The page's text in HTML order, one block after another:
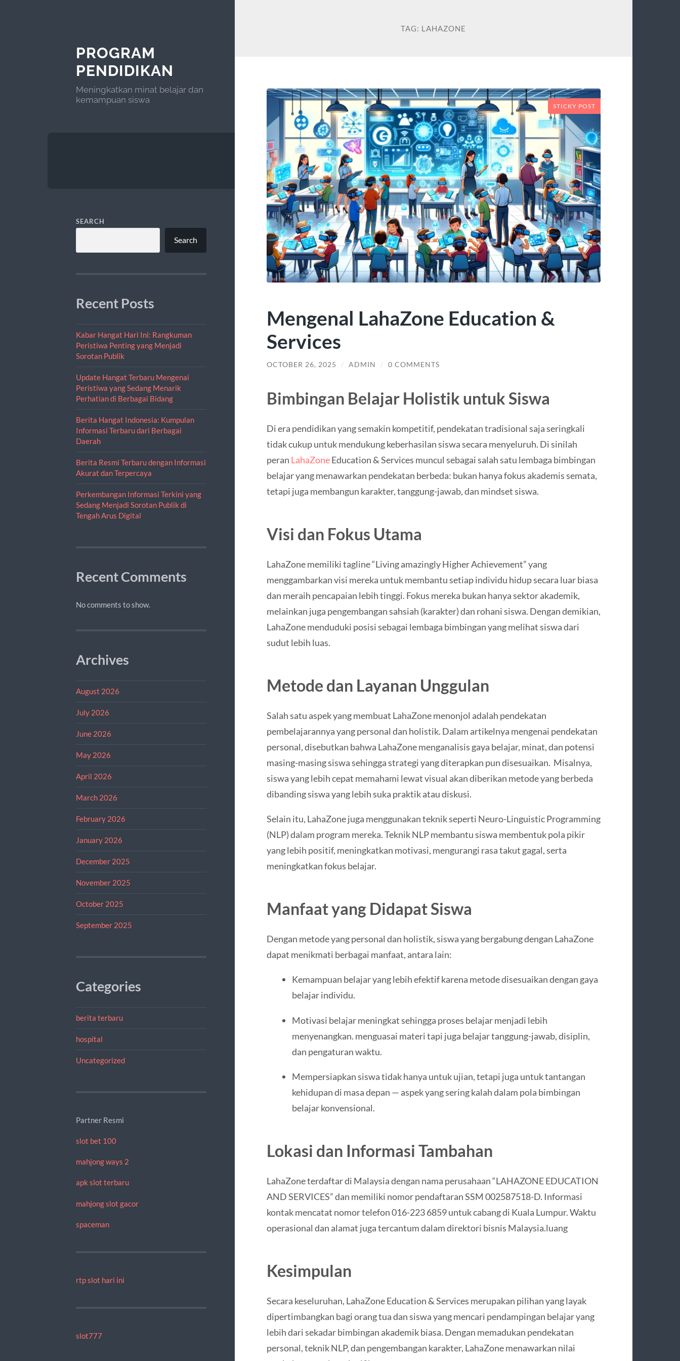
PROGRAM
PENDIDIKAN
Meningkatkan minat belajar dan
kemampuan siswa
SEARCH
Search
Recent Posts
Kabar Hangat Hari Ini: Rangkuman
Peristiwa Penting yang Menjadi
Sorotan Publik
Update Hangat Terbaru Mengenai
Peristiwa yang Sedang Menarik
Perhatian di Berbagai Bidang
Berita Hangat Indonesia: Kumpulan
Informasi Terbaru dari Berbagai
Daerah
Berita Resmi Terbaru dengan Informasi
Akurat dan Terpercaya
Perkembangan Informasi Terkini yang
Sedang Menjadi Sorotan Publik di
Tengah Arus Digital
Recent Comments
No comments to show.
Archives
August 2026
July 2026
June 2026
May 2026
April 2026
March 2026
February 2026
January 2026
December 2025
November 2025
October 2025
September 2025
Categories
berita terbaru
hospital
Uncategorized
Partner Resmi
slot bet 100
mahjong ways 2
apk slot terbaru
mahjong slot gacor
spaceman
rtp slot hari ini
slot777
TAG: LAHAZONE
STICKY POST
Mengenal LahaZone Education &
Services
OCTOBER 26, 2025 / ADMIN / 0 COMMENTS
Bimbingan Belajar Holistik untuk Siswa
Di era pendidikan yang semakin kompetitif, pendekatan tradisional saja seringkali
tidak cukup untuk mendukung keberhasilan siswa secara menyeluruh. Di sinilah
peran LahaZoneEducation & Services muncul sebagai salah satu lembaga bimbingan
belajar yang menawarkan pendekatan berbeda: bukan hanya fokus akademis semata,
tetapi juga membangun karakter, tanggung-jawab, dan mindset siswa.
Visi dan Fokus Utama
LahaZone memiliki tagline “Living amazingly Higher Achievement” yang
menggambarkan visi mereka untuk membantu setiap individu hidup secara luar biasa
dan meraih pencapaian lebih tinggi. Fokus mereka bukan hanya sektor akademik,
melainkan juga pengembangan sahsiah (karakter) dan rohani siswa. Dengan demikian,
LahaZone menduduki posisi sebagai lembaga bimbingan yang melihat siswa dari
sudut lebih luas.
Metode dan Layanan Unggulan
Salah satu aspek yang membuat LahaZone menonjol adalah pendekatan
pembelajarannya yang personal dan holistik. Dalam artikelnya mengenai pendekatan
personal, disebutkan bahwa LahaZone menganalisis gaya belajar, minat, dan potensi
masing-masing siswa sehingga strategi yang diterapkan pun disesuaikan. Misalnya,
siswa yang lebih cepat memahami lewat visual akan diberikan metode yang berbeda
dibanding siswa yang lebih suka praktik atau diskusi.
Selain itu, LahaZone juga menggunakan teknik seperti Neuro-Linguistic Programming
(NLP) dalam program mereka. Teknik NLP membantu siswa membentuk pola pikir
yang lebih positif, meningkatkan motivasi, mengurangi rasa takut gagal, serta
meningkatkan fokus belajar.
Manfaat yang Didapat Siswa
Dengan metode yang personal dan holistik, siswa yang bergabung dengan LahaZone
dapat menikmati berbagai manfaat, antara lain:
Kemampuan belajar yang lebih efektif karena metode disesuaikan dengan gaya
belajar individu.
Motivasi belajar meningkat sehingga proses belajar menjadi lebih
menyenangkan. menguasai materi tapi juga belajar tanggung-jawab, disiplin,
dan pengaturan waktu.
Mempersiapkan siswa tidak hanya untuk ujian, tetapi juga untuk tantangan
kehidupan di masa depan — aspek yang sering kalah dalam pola bimbingan
belajar konvensional.
Lokasi dan Informasi Tambahan
LahaZone terdaftar di Malaysia dengan nama perusahaan “LAHAZONE EDUCATION
AND SERVICES” dan memiliki nomor pendaftaran SSM 002587518-D. Informasi
kontak mencatat nomor telefon 016-223 6859 untuk cabang di Kuala Lumpur. Waktu
operasional dan alamat juga tercantum dalam direktori bisnis Malaysia.luang
Kesimpulan
Secara keseluruhan, LahaZone Education & Services merupakan pilihan yang layak
dipertimbangkan bagi orang tua dan siswa yang mencari pendampingan belajar yang
lebih dari sekadar bimbingan akademik biasa. Dengan memadukan pendekatan
personal, teknik NLP, dan pengembangan karakter, LahaZone menawarkan nilai